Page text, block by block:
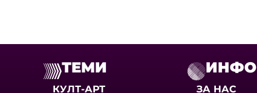
ТЕМИ
КУЛТ-АРТ
ИНФО
ЗА НАС